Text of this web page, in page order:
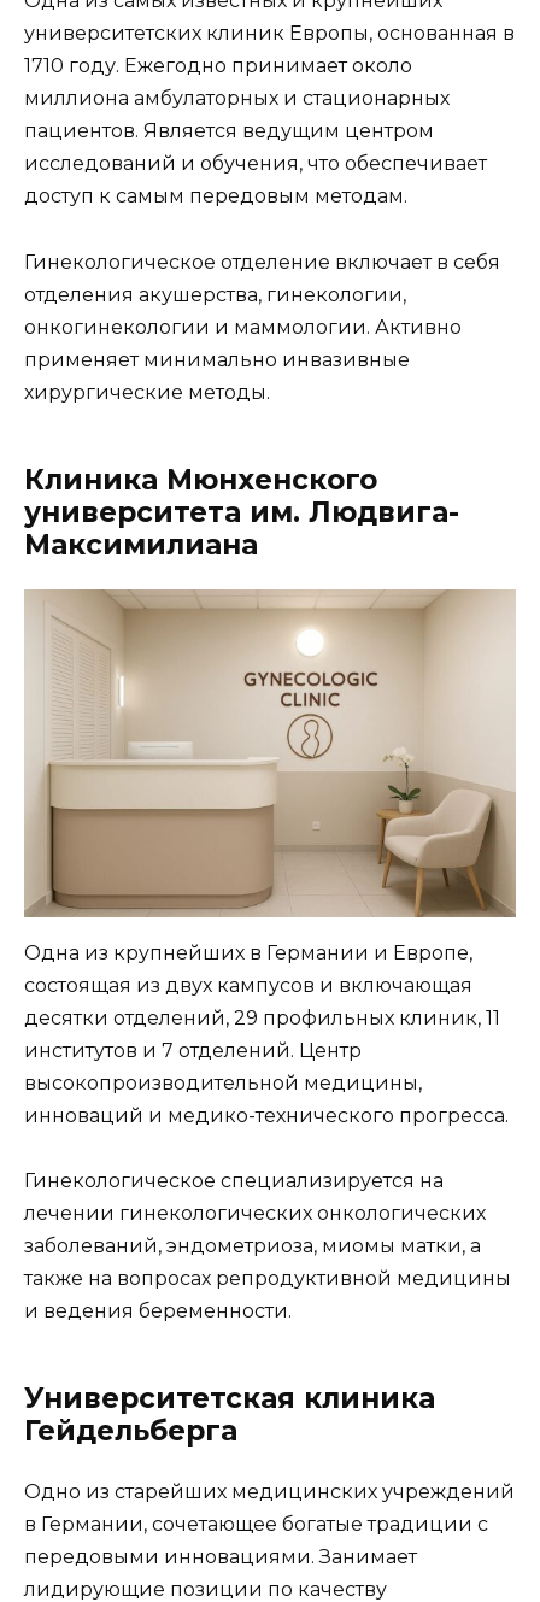
университетских клиник Европы, основанная в
1710 году. Ежегодно принимает около
миллиона амбулаторных и стационарных
пациентов. Является ведущим центром
исследований и обучения, что обеспечивает
доступ к самым передовым методам.
Гинекологическое отделение включает в себя
отделения акушерства, гинекологии,
онкогинекологии и маммологии. Активно
применяет минимально инвазивные
хирургические методы.
Клиника Мюнхенского
университета им. Людвига-
Максимилиана
Одна из крупнейших в Германии и Европе,
состоящая из двух кампусов и включающая
десятки отделений, 29 профильных клиник, 11
институтов и 7 отделений. Центр
высокопроизводительной медицины,
инноваций и медико-технического прогресса.
Гинекологическое специализируется на
лечении гинекологических онкологических
заболеваний, эндометриоза, миомы матки, а
также на вопросах репродуктивной медицины
и ведения беременности.
Университетская клиника
Гейдельберга
Одно из старейших медицинских учреждений
в Германии, сочетающее богатые традиции с
передовыми инновациями. Занимает
лидирующие позиции по качеству